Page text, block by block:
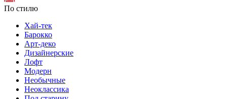
По стилю
Хай-тек
Барокко
Арт-деко
Дизайнерские
Лофт
Модерн
Необычные
Неоклассика